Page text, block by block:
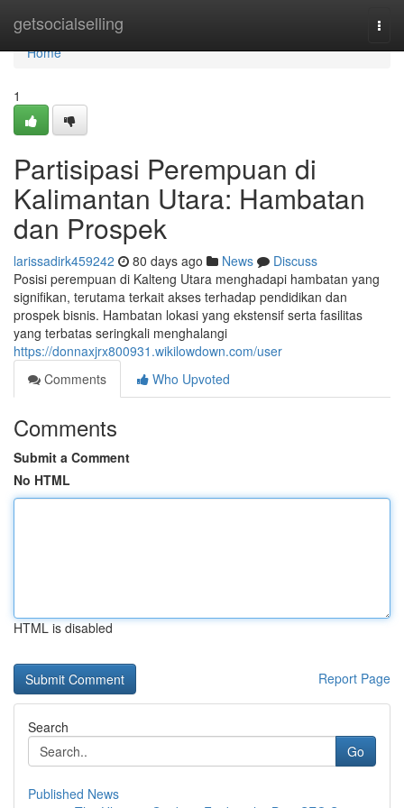
getsocialselling
Home
Home
1
Partisipasi Perempuan di
Kalimantan Utara: Hambatan
dan Prospek
larissadirk459242 80 days ago News
Discuss
Posisi perempuan di Kalteng Utara menghadapi hambatan yang
signifikan, terutama terkait akses terhadap pendidikan dan
prospek bisnis. Hambatan lokasi yang ekstensif serta fasilitas
yang terbatas seringkali menghalangi
https://donnaxjrx800931.wikilowdown.com/user
Comments
Who Upvoted
Comments
Submit a Comment
No HTML
HTML is disabled
Report Page
Search
Go
Published News